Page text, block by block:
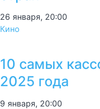
26 января, 20:00
Кино
10 самых
2025 года
9 января, 20:00